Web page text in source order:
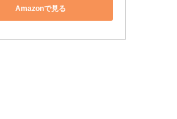
Amazonで見る